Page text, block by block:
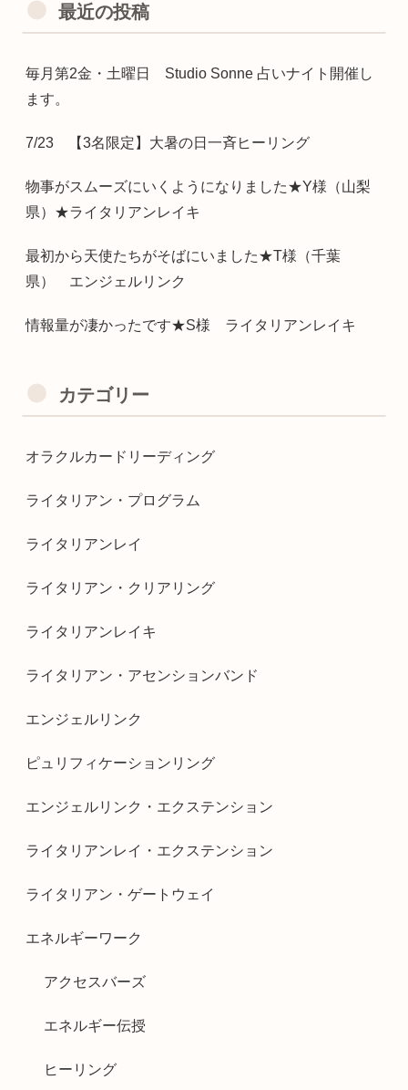
最近の投稿
毎月第2金・土曜日 Studio Sonne 占いナイト開催し
ます。
7/23 【3名限定】大暑の日一斉ヒーリング
物事がスムーズにいくようになりました★Y様（山梨
県）★ライタリアンレイキ
最初から天使たちがそばにいました★T様（千葉
県） エンジェルリンク
情報量が凄かったです★S様 ライタリアンレイキ
カテゴリー
オラクルカードリーディング
ライタリアン・プログラム
ライタリアンレイ
ライタリアン・クリアリング
ライタリアンレイキ
ライタリアン・アセンションバンド
エンジェルリンク
ピュリフィケーションリング
エンジェルリンク・エクステンション
ライタリアンレイ・エクステンション
ライタリアン・ゲートウェイ
エネルギーワーク
アクセスバーズ
エネルギー伝授
ヒーリング